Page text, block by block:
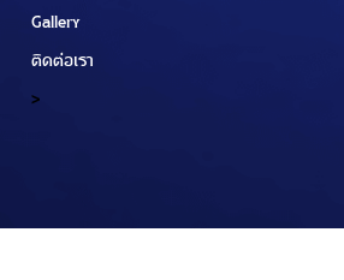
Gallery
ติดต่อเรา
>